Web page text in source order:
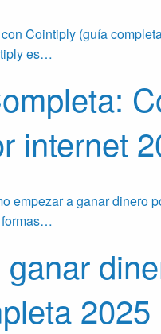
Cointiply (guía
es…
internet
empezar a ganar dinero
formas…
2025